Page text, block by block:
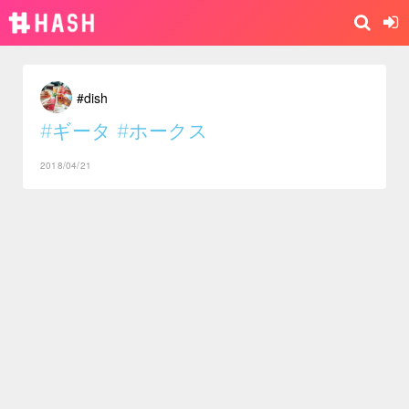
#dish
#ギータ #ホークス
2018/04/21